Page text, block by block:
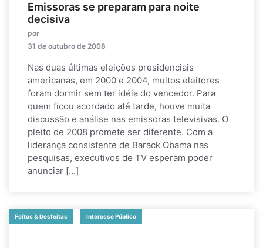
Emissoras se preparam para noite
decisiva
por
31 de outubro de 2008
Nas duas últimas eleições presidenciais
americanas, em 2000 e 2004, muitos eleitores
foram dormir sem ter idéia do vencedor. Para
quem ficou acordado até tarde, houve muita
discussão e análise nas emissoras televisivas. O
pleito de 2008 promete ser diferente. Com a
liderança consistente de Barack Obama nas
pesquisas, executivos de TV esperam poder
anunciar […]
Feitos & Desfeitas Interesse Público